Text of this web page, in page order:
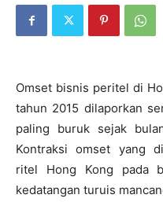
Omset bisnis peritel di
tahun 2015 dilaporkan
paling buruk sejak
Kontraksi omset yang
ritel Hong Kong pada
kedatangan turuis